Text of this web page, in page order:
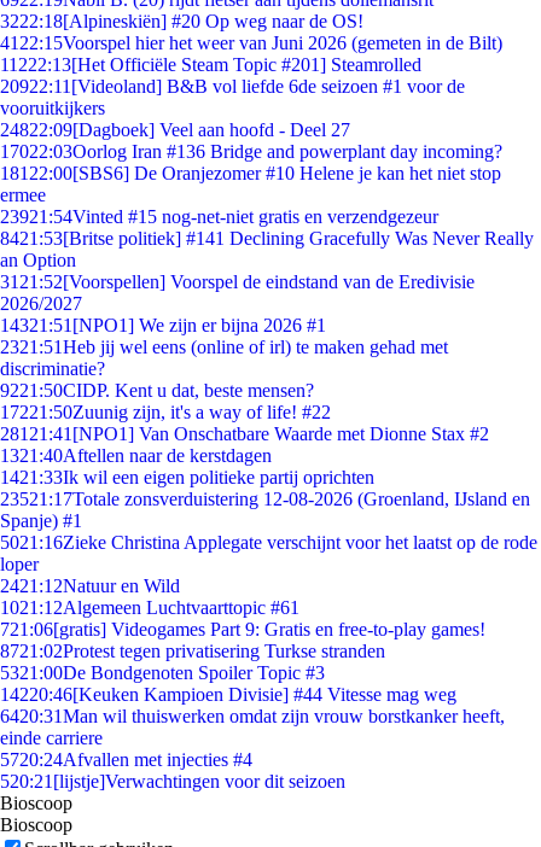
3222:18[Alpineskiën] #20 Op weg naar de OS!
41 22:15Voorspel hier het weer van Juni 2026 (gemeten in de Bilt)
11222:13[Het Officiële Steam Topic #201] Steamrolled
20922:11 [Videoland] B&B vol liefde 6de seizoen #1 voor de
vooruitkijkers
24822:09[Dagboek] Veel aan hoofd - Deel 27
17022:03Oorlog Iran #136 Bridge and powerplant day incoming?
181 22:00[SBS6] De Oranjezomer #10 Helene je kan het niet stop
ermee
23921:54Vinted #15 nog-net-niet gratis en verzendgezeur
8421:53[Britse politiek] #141 Declining Gracefully Was Never Really
an Option
31 21:52[Voorspellen] Voorspel de eindstand van de Eredivisie
2026/2027
14321:51 [NPO1] We zijn er bijna 2026 #1
2321:51Heb jij wel eens (online of irl) te maken gehad met
discriminatie?
9221:50CIDP. Kent u dat, beste mensen?
17221:50Zuunig zijn, it's a way of life! #22
281 21:41 [NPO1] Van Onschatbare Waarde met Dionne Stax #2
1321:40Aftellen naar de kerstdagen
1421:33Ik wil een eigen politieke partij oprichten
23521:17Totale zonsverduistering 12-08-2026 (Groenland, IJsland en
Spanje) #1
5021:16Zieke Christina Applegate verschijnt voor het laatst op de rode
loper
2421:12Natuur en Wild
1021:12Algemeen Luchtvaarttopic #61
721:06[gratis] Videogames Part 9: Gratis en free-to-play games!
8721:02Protest tegen privatisering Turkse stranden
5321:00De Bondgenoten Spoiler Topic #3
14220:46[Keuken Kampioen Divisie] #44 Vitesse mag weg
6420:31Man wil thuiswerken omdat zijn vrouw borstkanker heeft,
einde carriere
5720:24Afvallen met injecties #4
520:21 [lijstje]Verwachtingen voor dit seizoen
Bioscoop
Bioscoop